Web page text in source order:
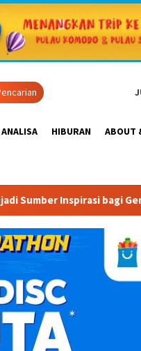
HIBURAN ABOUT
Muda, Pelaku